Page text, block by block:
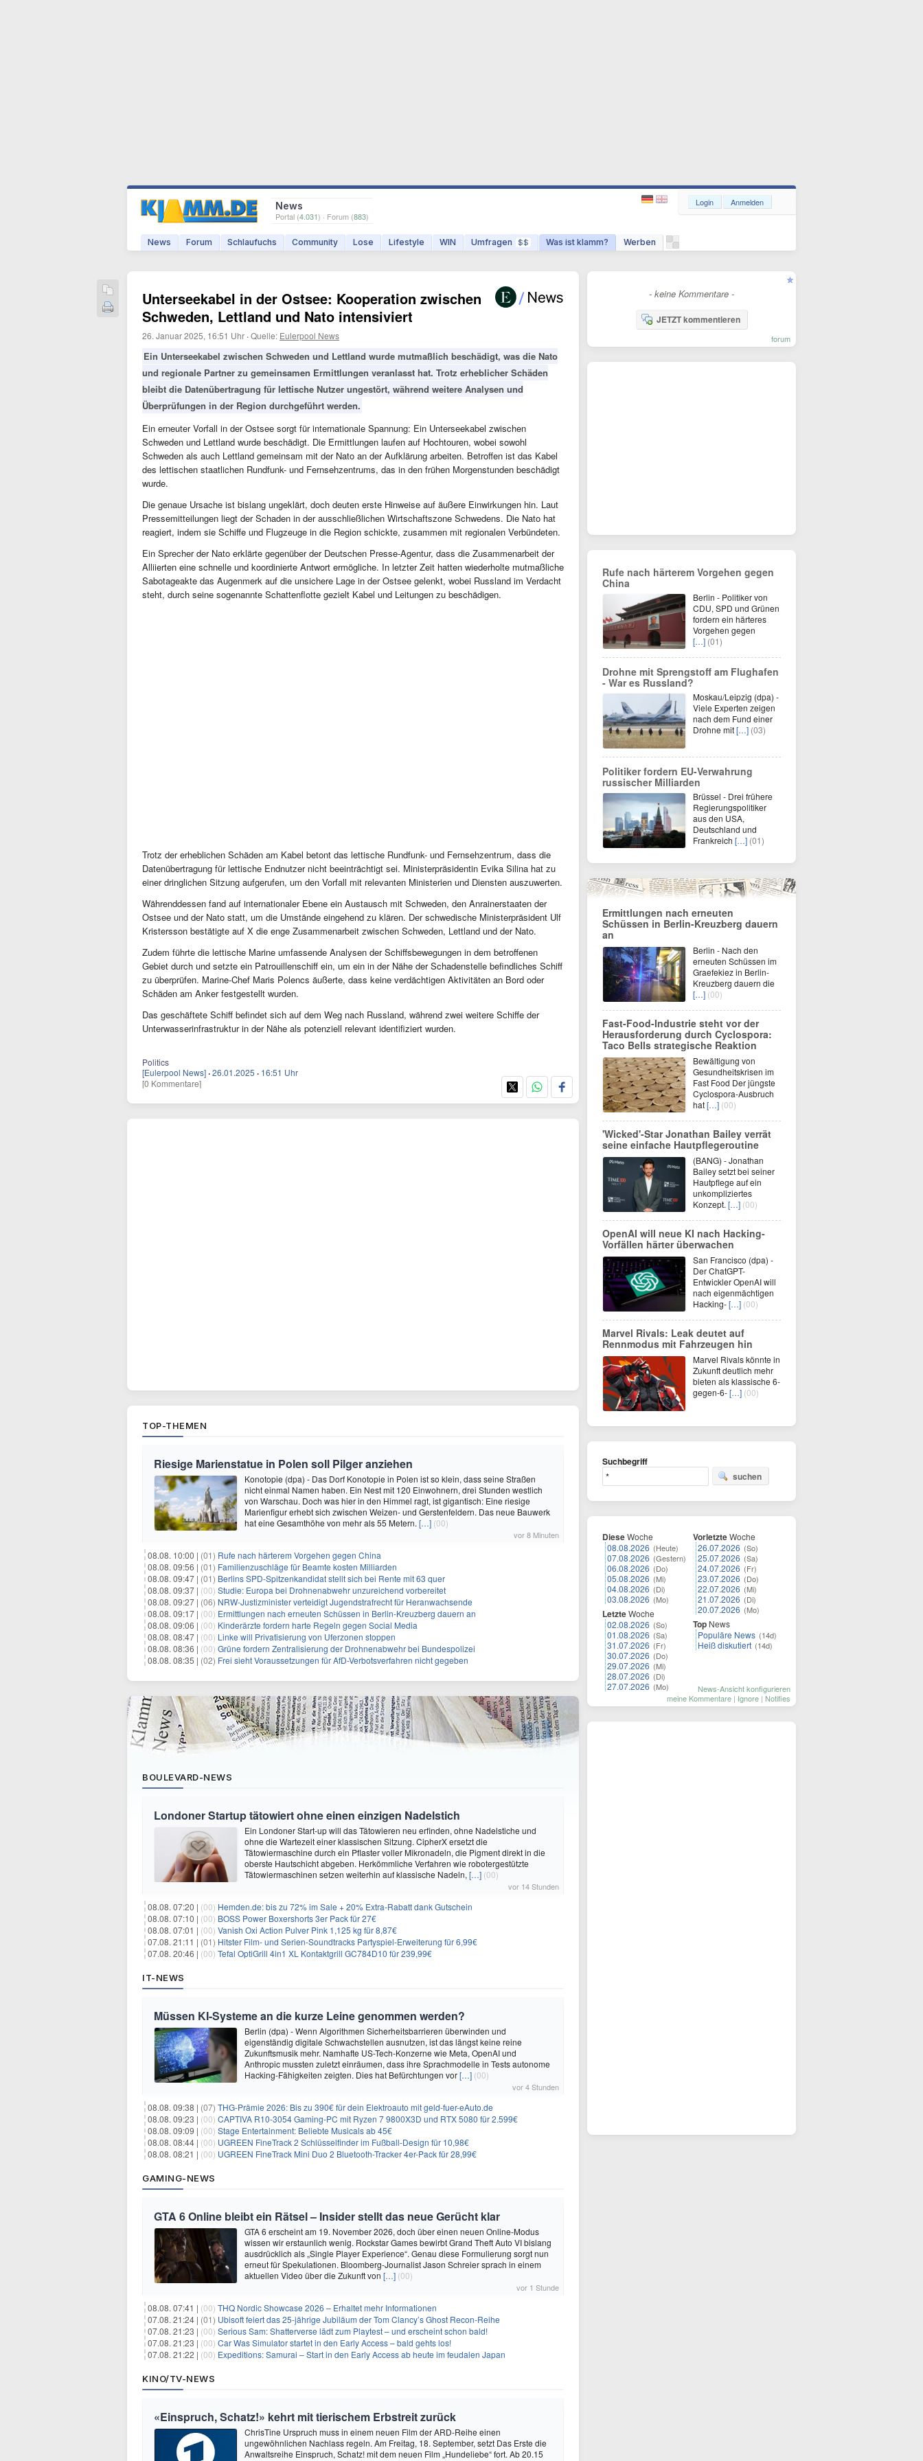
News
Portal (4.031) · Forum (883)
News Forum Schlaufuchs Community Lose Lifestyle WIN Umfragen $$ Was ist klamm? Werben
Login Anmelden
Unterseekabel in der Ostsee: Kooperation zwischen
Schweden, Lettland und Nato intensiviert
26. Januar 2025, 16:51 Uhr ·Quelle: Eulerpool News
Ein Unterseekabel zwischen Schweden und Lettland wurde mutmaßlich beschädigt, was die Nato
und regionale Partner zu gemeinsamen Ermittlungen veranlasst hat. Trotz erheblicher Schäden
bleibt die Datenübertragung für lettische Nutzer ungestört, während weitere Analysen und
Überprüfungen in der Region durchgeführt werden.
Ein erneuter Vorfall in der Ostsee sorgt für internationale Spannung: Ein Unterseekabel zwischen
Schweden und Lettland wurde beschädigt. Die Ermittlungen laufen auf Hochtouren, wobei sowohl
Schweden als auch Lettland gemeinsam mit der Nato an der Aufklärung arbeiten. Betroffen ist das Kabel
des lettischen staatlichen Rundfunk- und Fernsehzentrums, das in den frühen Morgenstunden beschädigt
wurde.
Die genaue Ursache ist bislang ungeklärt, doch deuten erste Hinweise auf äußere Einwirkungen hin. Laut
Pressemitteilungen liegt der Schaden in der ausschließlichen Wirtschaftszone Schwedens. Die Nato hat
reagiert, indem sie Schiffe und Flugzeuge in die Region schickte, zusammen mit regionalen Verbündeten.
Ein Sprecher der Nato erklärte gegenüber der Deutschen Presse-Agentur, dass die Zusammenarbeit der
Alliierten eine schnelle und koordinierte Antwort ermögliche. In letzter Zeit hatten wiederholte mutmaßliche
Sabotageakte das Augenmerk auf die unsichere Lage in der Ostsee gelenkt, wobei Russland im Verdacht
steht, durch seine sogenannte Schattenflotte gezielt Kabel und Leitungen zu beschädigen.
Trotz der erheblichen Schäden am Kabel betont das lettische Rundfunk- und Fernsehzentrum, dass die
Datenübertragung für lettische Endnutzer nicht beeinträchtigt sei. Ministerpräsidentin Evika Silina hat zu
einer dringlichen Sitzung aufgerufen, um den Vorfall mit relevanten Ministerien und Diensten auszuwerten.
Währenddessen fand auf internationaler Ebene ein Austausch mit Schweden, den Anrainerstaaten der
Ostsee und der Nato statt, um die Umstände eingehend zu klären. Der schwedische Ministerpräsident Ulf
Kristersson bestätigte auf X die enge Zusammenarbeit zwischen Schweden, Lettland und der Nato.
Zudem führte die lettische Marine umfassende Analysen der Schiffsbewegungen in dem betroffenen
Gebiet durch und setzte ein Patrouillenschiff ein, um ein in der Nähe der Schadenstelle befindliches Schiff
zu überprüfen. Marine-Chef Maris Polencs äußerte, dass keine verdächtigen Aktivitäten an Bord oder
Schäden am Anker festgestellt wurden.
Das geschäftete Schiff befindet sich auf dem Weg nach Russland, während zwei weitere Schiffe der
Unterwasserinfrastruktur in der Nähe als potenziell relevant identifiziert wurden.
Politics
[Eulerpool News] ·26.01.2025 · 16:51 Uhr
[0 Kommentare]
TOP-THEMEN
Riesige Marienstatue in Polen soll Pilger anziehen
Konotopie (dpa) - Das Dorf Konotopie in Polen ist so klein, dass seine Straßen
nicht einmal Namen haben. Ein Nest mit 120 Einwohnern, drei Stunden westlich
von Warschau. Doch was hier in den Himmel ragt, ist gigantisch: Eine riesige
Marienfigur erhebt sich zwischen Weizen- und Gerstenfeldern. Das neue Bauwerk
hat eine Gesamthöhe von mehr als 55 Metern. […] (00)
vor 8 Minuten
08.08. 10:00 | (01) Rufe nach härterem Vorgehen gegen China
08.08. 09:56 | (01) Familienzuschläge für Beamte kosten Milliarden
08.08. 09:47 | (01) Berlins SPD-Spitzenkandidat stellt sich bei Rente mit 63 quer
08.08. 09:37 | (00) Studie: Europa bei Drohnenabwehr unzureichend vorbereitet
08.08. 09:27 | (06) NRW-Justizminister verteidigt Jugendstrafrecht für Heranwachsende
08.08. 09:17 | (00) Ermittlungen nach erneuten Schüssen in Berlin-Kreuzberg dauern an
08.08. 09:06 | (00) Kinderärzte fordern harte Regeln gegen Social Media
08.08. 08:47 | (00) Linke will Privatisierung von Uferzonen stoppen
08.08. 08:36 | (00) Grüne fordern Zentralisierung der Drohnenabwehr bei Bundespolizei
08.08. 08:35 | (02) Frei sieht Voraussetzungen für AfD-Verbotsverfahren nicht gegeben
BOULEVARD-NEWS
Londoner Startup tätowiert ohne einen einzigen Nadelstich
Ein Londoner Start-up will das Tätowieren neu erfinden, ohne Nadelstiche und
ohne die Wartezeit einer klassischen Sitzung. CipherX ersetzt die
Tätowiermaschine durch ein Pflaster voller Mikronadeln, die Pigment direkt in die
oberste Hautschicht abgeben. Herkömmliche Verfahren wie robotergestützte
Tätowiermaschinen setzen weiterhin auf klassische Nadeln, […] (00)
vor 14 Stunden
08.08. 07:20 | (00) Hemden.de: bis zu 72% im Sale + 20% Extra-Rabatt dank Gutschein
08.08. 07:10 | (00) BOSS Power Boxershorts 3er Pack für 27€
08.08. 07:01 | (00) Vanish Oxi Action Pulver Pink 1,125 kg für 8,87€
07.08. 21:11 | (01) Hitster Film- und Serien-Soundtracks Partyspiel-Erweiterung für 6,99€
07.08. 20:46 | (00) Tefal OptiGrill 4in1 XL Kontaktgrill GC784D10 für 239,99€
IT-NEWS
Müssen KI-Systeme an die kurze Leine genommen werden?
Berlin (dpa) - Wenn Algorithmen Sicherheitsbarrieren überwinden und
eigenständig digitale Schwachstellen ausnutzen, ist das längst keine reine
Zukunftsmusik mehr. Namhafte US-Tech-Konzerne wie Meta, OpenAI und
Anthropic mussten zuletzt einräumen, dass ihre Sprachmodelle in Tests autonome
Hacking-Fähigkeiten zeigten. Dies hat Befürchtungen vor[…] (00)
vor 4 Stunden
08.08. 09:38 | (07) THG-Prämie 2026: Bis zu 390€ für dein Elektroauto mit geld-fuer-eAuto.de
08.08. 09:23 | (00) CAPTIVA R10-3054 Gaming-PC mit Ryzen 7 9800X3D und RTX 5080 für 2.599€
08.08. 09:09 | (00) Stage Entertainment: Beliebte Musicals ab 45€
08.08. 08:44 | (00) UGREEN FineTrack 2 Schlüsselfinder im Fußball-Design für 10,98€
08.08. 08:21 | (00) UGREEN FineTrack Mini Duo 2 Bluetooth-Tracker 4er-Pack für 28,99€
GAMING-NEWS
GTA 6 Online bleibt ein Rätsel – Insider stellt das neue Gerücht klar
GTA 6 erscheint am 19. November 2026, doch über einen neuen Online-Modus
wissen wir erstaunlich wenig. Rockstar Games bewirbt Grand Theft Auto VI bislang
ausdrücklich als „Single Player Experience“. Genau diese Formulierung sorgt nun
erneut für Spekulationen. Bloomberg-Journalist Jason Schreier sprach in einem
aktuellen Video über die Zukunft von […] (00)
vor 1 Stunde
08.08. 07:41 | (00) THQ Nordic Showcase 2026 – Erhaltet mehr Informationen
07.08. 21:24 | (01) Ubisoft feiert das 25-jährige Jubiläum der Tom Clancy’s Ghost Recon-Reihe
07.08. 21:23 | (00) Serious Sam: Shatterverse lädt zum Playtest – und erscheint schon bald!
07.08. 21:23 | (00) Car Was Simulator startet in den Early Access – bald gehts los!
07.08. 21:22 | (00) Expeditions: Samurai – Start in den Early Access ab heute im feudalen Japan
KINO/TV-NEWS
«Einspruch, Schatz!» kehrt mit tierischem Erbstreit zurück
ChrisTine Urspruch muss in einem neuen Film der ARD-Reihe einen
ungewöhnlichen Nachlass regeln. Am Freitag, 18. September, setzt Das Erste die
Anwaltsreihe Einspruch, Schatz! mit dem neuen Film „Hundeliebe“ fort. Ab 20.15
- keine Kommentare -
JETZT kommentieren
forum
Rufe nach härterem Vorgehen gegen
China
Berlin - Politiker von
CDU, SPD und Grünen
fordern ein härteres
Vorgehen gegen
[…] (01)
Drohne mit Sprengstoff am Flughafen
- War es Russland?
Moskau/Leipzig (dpa) -
Viele Experten zeigen
nach dem Fund einer
Drohne mit[…] (03)
Politiker fordern EU-Verwahrung
russischer Milliarden
Brüssel - Drei frühere
Regierungspolitiker
aus den USA,
Deutschland und
Frankreich […] (01)
Ermittlungen nach erneuten
Schüssen in Berlin-Kreuzberg dauern
an
Berlin - Nach den
erneuten Schüssen im
Graefekiez in Berlin-
Kreuzberg dauern die
[…] (00)
Fast-Food-Industrie steht vor der
Herausforderung durch Cyclospora:
Taco Bells strategische Reaktion
Bewältigung von
Gesundheitskrisen im
Fast Food Der jüngste
Cyclospora-Ausbruch
hat[…] (00)
'Wicked'-Star Jonathan Bailey verrät
seine einfache Hautpflegeroutine
(BANG) - Jonathan
Bailey setzt bei seiner
Hautpflege auf ein
unkompliziertes
Konzept. […] (00)
OpenAI will neue KI nach Hacking-
Vorfällen härter überwachen
San Francisco (dpa) -
Der ChatGPT-
Entwickler OpenAI will
nach eigenmächtigen
Hacking-[…] (00)
Marvel Rivals: Leak deutet auf
Rennmodus mit Fahrzeugen hin
Marvel Rivals könnte in
Zukunft deutlich mehr
bieten als klassische 6-
gegen-6-[…] (00)
Suchbegriff
suchen
DieseWoche
08.08.2026 (Heute)
07.08.2026 (Gestern)
06.08.2026 (Do)
05.08.2026 (Mi)
04.08.2026 (Di)
03.08.2026 (Mo)
LetzteWoche
02.08.2026 (So)
01.08.2026 (Sa)
31.07.2026 (Fr)
30.07.2026 (Do)
29.07.2026 (Mi)
28.07.2026 (Di)
27.07.2026 (Mo)
VorletzteWoche
26.07.2026 (So)
25.07.2026 (Sa)
24.07.2026 (Fr)
23.07.2026 (Do)
22.07.2026 (Mi)
21.07.2026 (Di)
20.07.2026 (Mo)
Top News
Populäre News (14d)
Heiß diskutiert (14d)
News-Ansicht konfigurieren
meine Kommentare | Ignore | Notifies